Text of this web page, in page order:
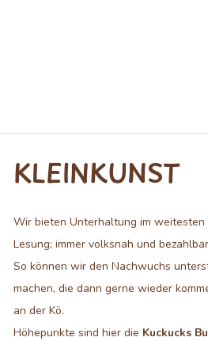
KLEINKUNST
Wir bieten Unterhaltung im weitesten
Lesung; immer volksnah und
So können wir den Nachwuchs
machen, die dann gerne wieder
an der Kö.
Höhepunkte sind hier die Kuckucks